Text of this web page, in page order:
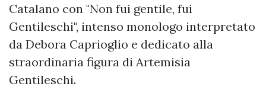
Catalano con "Non fui gentile, fui
Gentileschi", intenso monologo interpretato
da Debora Caprioglio e dedicato alla
straordinaria figura di Artemisia
Gentileschi.